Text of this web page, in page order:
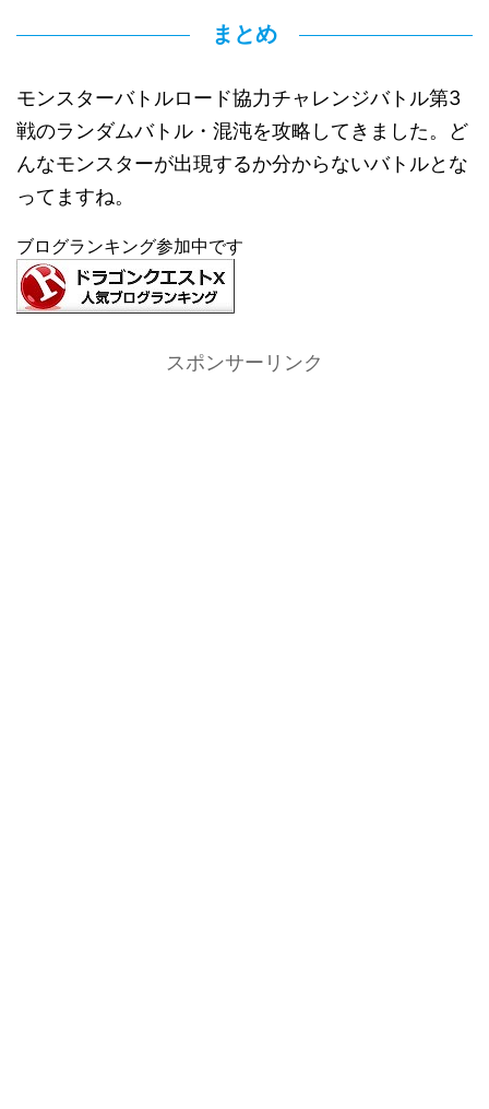
まとめ
モンスターバトルロード協力チャレンジバトル第3
戦のランダムバトル・混沌を攻略してきました。ど
んなモンスターが出現するか分からないバトルとな
ってますね。
ブログランキング参加中です
スポンサーリンク